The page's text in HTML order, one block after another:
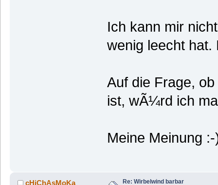
Ich kann mir
wenig leecht hat.
Auf die Frage,
ist, wÃ¼rd ich
Meine Meinung
cHiChAsMoKa Re: Wirbelwind barbar